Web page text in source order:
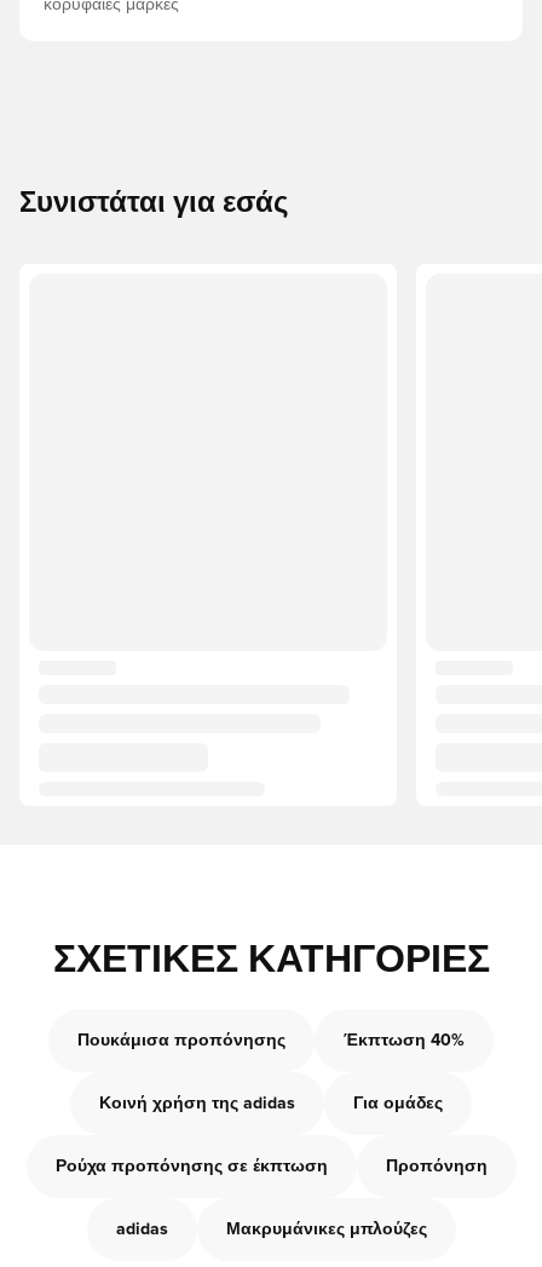
κορυφαίες μάρκες
Συνιστάται για εσάς
ΣΧΕΤΙΚΈΣ ΚΑΤΗΓΟΡΊΕΣ
Πουκάμισα προπόνησης Έκπτωση 40%
Κοινή χρήση της adidas Για ομάδες
Ρούχα προπόνησης σε έκπτωση Προπόνηση
adidas Μακρυμάνικες μπλούζες